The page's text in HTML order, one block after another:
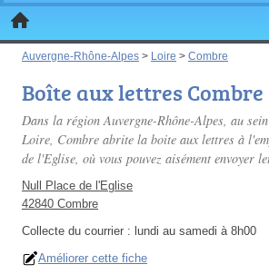
Auvergne-Rhône-Alpes > Loire > Combre
Boîte aux lettres Combre
Dans la région Auvergne-Rhône-Alpes, au
Loire, Combre abrite la boite aux lettres à
de l'Eglise, où vous pouvez aisément envoyer
Null Place de l'Eglise
42840 Combre
Collecte du courrier : lundi au samedi à 8h00
Améliorer cette fiche